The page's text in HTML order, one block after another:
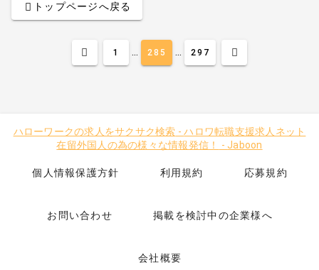
トップページへ戻る
1 ... 285 ... 297
ハローワークの求人をサクサク検索 -ハロワ転職支援求人ネット
在留外国人の為の様々な情報発信！
- Jaboon
個人情報保護方針 利用規約 応募規約
お問い合わせ 掲載を検討中の企業様へ
会社概要